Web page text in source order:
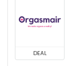
DEAL